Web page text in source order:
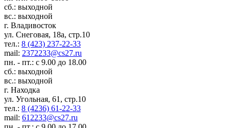
сб.: выходной
вс.: выходной
г. Владивосток
ул. Снеговая, 18а, стр.10
тел.: 8 (423) 237-22-33
mail: 2372233@cs27.ru
пн. - пт.: с 9.00 до 18.00
сб.: выходной
вс.: выходной
г. Находка
ул. Угольная, 61, стр.10
тел.: 8 (4236) 61-22-33
mail: 612233@cs27.ru